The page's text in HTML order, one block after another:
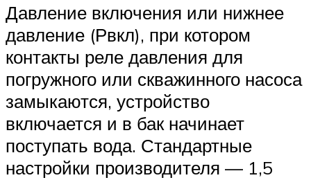
Давление включения или нижнее
давление (Рвкл), при котором
контакты реле давления для
погружного или скважинного насоса
замыкаются, устройство
включается и в бак начинает
поступать вода. Стандартные
настройки производителя — 1,5